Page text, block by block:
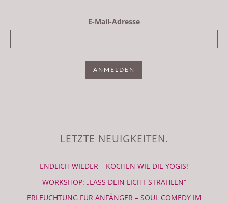
E-Mail-Adresse
LETZTE NEUIGKEITEN.
ENDLICH WIEDER – KOCHEN WIE DIE YOGIS!
WORKSHOP: „LASS DEIN LICHT STRAHLEN“
ERLEUCHTUNG FÜR ANFÄNGER – SOUL COMEDY IM